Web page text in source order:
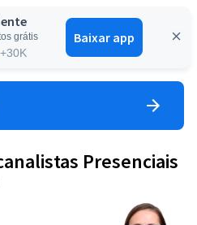
grátis
+30K
Baixar app
Entrar
Presenciais